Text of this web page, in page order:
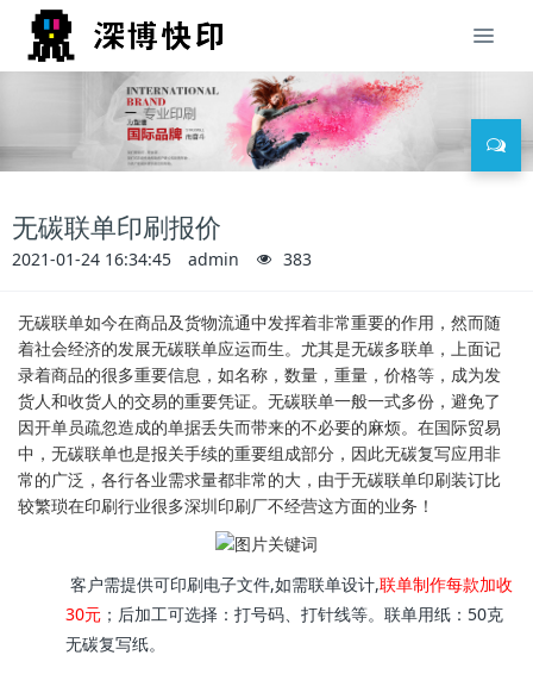
无碳联单印刷报价
2021-01-24 16:34:45 admin 383
无碳联单如今在商品及货物流通中发挥着非常重要的作用，然而随
着社会经济的发展无碳联单应运而生。尤其是无碳多联单，上面记
录着商品的很多重要信息，如名称，数量，重量，价格等，成为发
货人和收货人的交易的重要凭证。无碳联单一般一式多份，避免了
因开单员疏忽造成的单据丢失而带来的不必要的麻烦。在国际贸易
中，无碳联单也是报关手续的重要组成部分，因此无碳复写应用非
常的广泛，各行各业需求量都非常的大，由于无碳联单印刷装订比
较繁琐在印刷行业很多深圳印刷厂不经营这方面的业务！
客户需提供可印刷电子文件,如需联单设计,联单制作每款加收
30元 ；后加工可选择：打号码、打针线等。联单用纸：50克
无碳复写纸。